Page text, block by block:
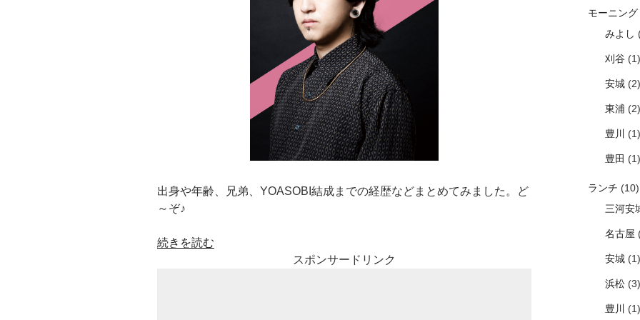
出身や年齢、兄弟、YOASOBI結成までの経歴などまとめてみました。ど
～ぞ♪
“Ayase(あ
続きを読む
スポンサードリンク
モーニング
みよし
刈谷(1)
安城(2)
東浦 (2)
豊川 (1)
豊田 (1)
ランチ (10)
三河安
名古屋
安城(1)
浜松(3)
豊川 (1)